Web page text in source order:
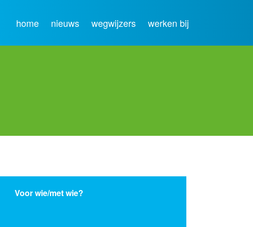
home nieuws wegwijzers werken bij
Voor wie/met wie?